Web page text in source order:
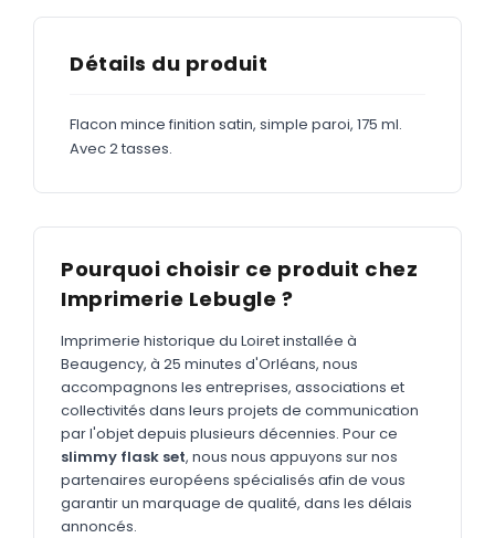
Panneaux
Étiquettes adhésives
Étiquettes adhésives en bobine
Adhésifs vitrine
MARQUAGE TEXTILE
Tee-shirts
Polos Nouveau
Sweatshirts
GOODIES
Catalogue complet Nouveau
Bureau & écriture
Détails du produit
Flacon mince finition satin, simple paroi, 175 ml.
Avec 2 tasses.
Pourquoi choisir ce produit chez
Imprimerie Lebugle ?
Imprimerie historique du Loiret installée à
Beaugency, à 25 minutes d'Orléans, nous
accompagnons les entreprises, associations et
collectivités dans leurs projets de communication
par l'objet depuis plusieurs décennies. Pour ce
slimmy flask set, nous nous appuyons sur nos
partenaires européens spécialisés afin de vous
garantir un marquage de qualité, dans les délais
annoncés.